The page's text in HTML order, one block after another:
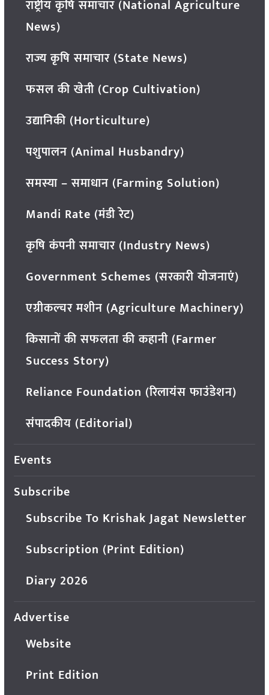
राष्ट्रीय कृषि समाचार (National Agriculture
News)
राज्य कृषि समाचार (State News)
फसल की खेती (Crop Cultivation)
उद्यानिकी (Horticulture)
पशुपालन (Animal Husbandry)
समस्या – समाधान (Farming Solution)
Mandi Rate (मंडी रेट)
कृषि कंपनी समाचार (Industry News)
Government Schemes (सरकारी योजनाएं)
एग्रीकल्चर मशीन (Agriculture Machinery)
किसानों की सफलता की कहानी (Farmer
Success Story)
Reliance Foundation (रिलायंस फाउंडेशन)
संपादकीय (Editorial)
Events
Subscribe
Subscribe To Krishak Jagat Newsletter
Subscription (Print Edition)
Diary 2026
Advertise
Website
Print Edition